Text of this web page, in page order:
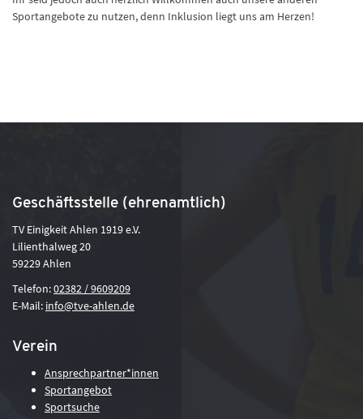
Sportangebote zu nutzen, denn Inklusion liegt uns am Herzen!
Geschäftsstelle (ehrenamtlich)
TV Einigkeit Ahlen 1919 e.V.
Lilienthalweg 20
59229 Ahlen
Telefon:02382 / 9609209
E-Mail: info@tve-ahlen.de
Verein
Ansprechpartner*innen
Sportangebot
Sportsuche